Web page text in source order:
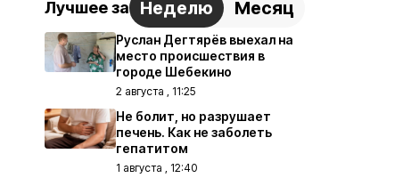
Лучшее за Неделю Месяц
Руслан Дегтярёв выехал на
место происшествия в
городе Шебекино
2 августа , 11:25
Не болит, но разрушает
печень. Как не заболеть
гепатитом
1 августа , 12:40